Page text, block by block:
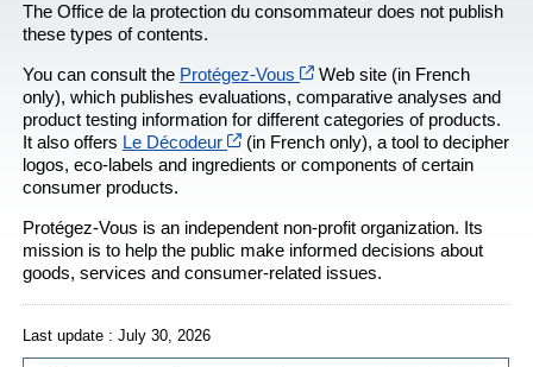
The Office de la protection du consommateur does not publish
these types of contents.
You can consult the Protégez-Vous Cet hyperlien s’ouvrira
Web site (in French
only), which publishes evaluations, comparative analyses and
product testing information for different categories of products.
It also offers Le Décodeur Cet hyperlien s’ouvrira dans une
(in French only), a tool to decipher
logos, eco-labels and ingredients or components of certain
consumer products.
Protégez-Vous is an independent non-profit organization. Its
mission is to help the public make informed decisions about
goods, services and consumer-related issues.
Last update : July 30, 2026